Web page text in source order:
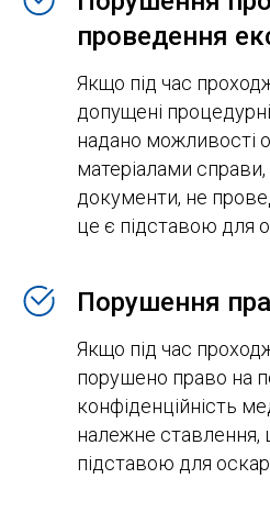
проведення
Якщо під час
допущені
надано можливості
матеріалами справи,
документи, не
це є підставою для
Порушення
Якщо під час
порушено право на
конфіденційність
належне
підставою для